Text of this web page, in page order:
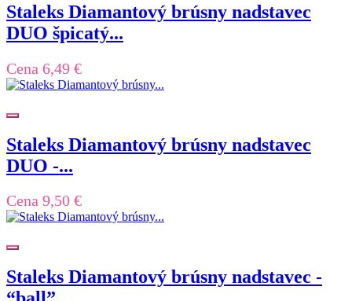
Staleks Diamantový brúsny nadstavec
DUO špicatý...
Cena 6,49 €
Staleks Diamantový brúsny nadstavec
DUO -...
Cena 9,50 €
Staleks Diamantový brúsny nadstavec -